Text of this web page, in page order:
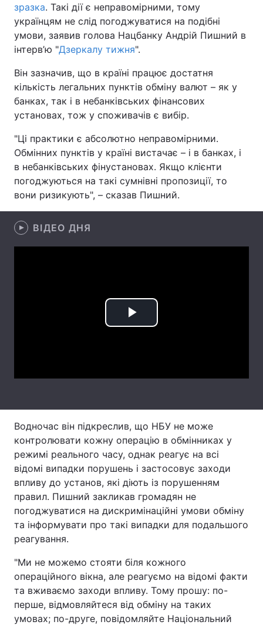
Економіка Світ
Спорт
Техно і зв'язок Лайт
Зброя Інциденти
Цікавинки Погода
Регіони
Лонгріди
Відео з Youtube
Тема оформлення
зразка. Такі дії є неправомірними, тому
українцям не слід погоджуватися на подібні
умови, заявив голова Нацбанку Андрій Пишний в
інтерв’ю "Дзеркалу тижня".
Він зазначив, що в країні працює достатня
кількість легальних пунктів обміну валют – як у
банках, так і в небанківських фінансових
установах, тож у споживачів є вибір.
"Ці практики є абсолютно неправомірними.
Обмінних пунктів у країні вистачає – і в банках, і
в небанківських фінустановах. Якщо клієнти
погоджуються на такі сумнівні пропозиції, то
вони ризикують", – сказав Пишний.
ВІДЕО ДНЯ
Play
Водночас він підкреслив, що НБУ не може
контролювати кожну операцію в обмінниках у
режимі реального часу, однак реагує на всі
відомі випадки порушень і застосовує заходи
впливу до установ, які діють із порушенням
правил. Пишний закликав громадян не
погоджуватися на дискримінаційні умови обміну
та інформувати про такі випадки для подальшого
реагування.
"Ми не можемо стояти біля кожного
операційного вікна, але реагуємо на відомі факти
та вживаємо заходи впливу. Тому прошу: по-
перше, відмовляйтеся від обміну на таких
умовах; по-друге, повідомляйте Національний